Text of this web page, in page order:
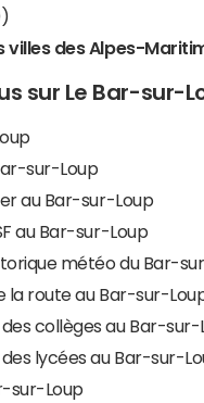
villes des Alpes-
sur Le Bar-sur-
sur-Loup
au Bar-sur-Loup
au Bar-sur-Loup
météo du Bar-
la route au Bar-sur-
collèges au Bar-sur-
lycées au Bar-sur-
sur-Loup